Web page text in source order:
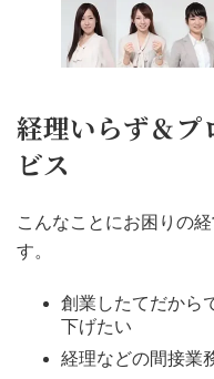
経理いらず＆プ
ビス
こんなことにお困りの
す。
創業したてだから
下げたい
経理などの間接業